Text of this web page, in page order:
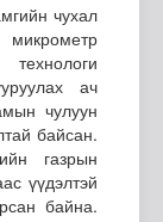
чухал
ач
чулуун
байсан.
газрын
үүдэлтэй
байна.